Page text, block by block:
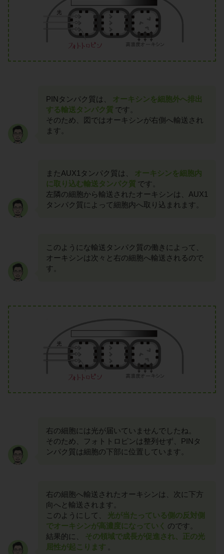
PINタンパク質は、
オーキシンを細胞外へ排出
する輸送タンパク質 です。
そのため、図ではオーキシンが右側へ輸送され
ます。
またAUX1タンパク質は、
オーキシンを細胞内
に取り込む輸送タンパク質 です。
左隣の細胞から輸送されたオーキシンは、AUX1
タンパク質によって細胞内へ取り込まれます。
このようにな輸送タンパク質の働きによって、
オーキシンは次々と右の細胞へ輸送されるので
す。
右の細胞には光が届いていませんでしたね。
そのため、フォトトロピンは整列せず、PINタ
ンパク質は細胞の下部に位置しています。
右の細胞へ輸送されたオーキシンは、次に下方
向へと輸送されます。
このようにして、
光が当たっている側の反対側
でオーキシンが高濃度になっていく のです。
結果的に、
その領域で成長が促進され、正の光
屈性が起こります